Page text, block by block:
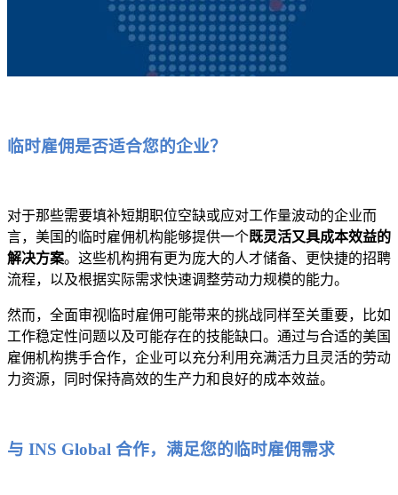
临时雇佣是否适合您的企业？
对于那些需要填补短期职位空缺或应对工作量波动的企业而
言，美国的临时雇佣机构能够提供一个既灵活又具成本效益的
解决方案。这些机构拥有更为庞大的人才储备、更快捷的招聘
流程，以及根据实际需求快速调整劳动力规模的能力。
然而，全面审视临时雇佣可能带来的挑战同样至关重要，比如
工作稳定性问题以及可能存在的技能缺口。通过与合适的美国
雇佣机构携手合作，企业可以充分利用充满活力且灵活的劳动
力资源，同时保持高效的生产力和良好的成本效益。
与 INS Global 合作，满足您的临时雇佣需求